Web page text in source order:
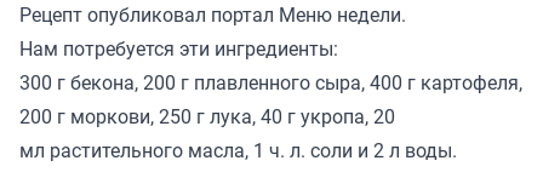
Рецепт опубликовал портал Меню недели.
Нам потребуется эти ингредиенты:
300 г бекона, 200 г плавленного сыра, 400 г картофеля,
200 г моркови, 250 г лука, 40 г укропа, 20
мл растительного масла, 1 ч. л. соли и 2 л воды.